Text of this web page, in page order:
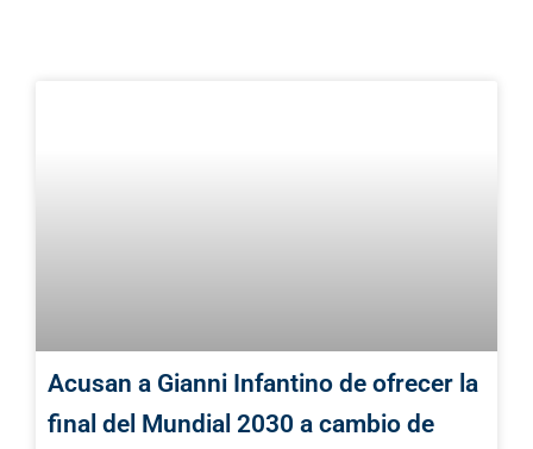
Acusan a Gianni Infantino de ofrecer la
final del Mundial 2030 a cambio de